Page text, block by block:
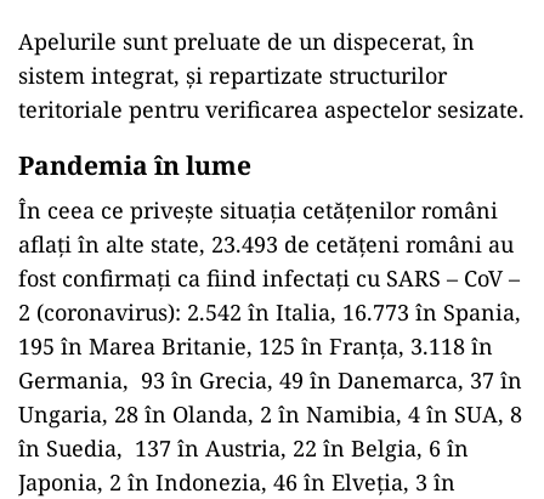
Apelurile sunt preluate de un dispecerat, în
sistem integrat, și repartizate structurilor
teritoriale pentru verificarea aspectelor sesizate.
Pandemia în lume
În ceea ce privește situația cetățenilor români
aflați în alte state, 23.493 de cetățeni români au
fost confirmați ca fiind infectați cu SARS – CoV –
2 (coronavirus): 2.542 în Italia, 16.773 în Spania,
195 în Marea Britanie, 125 în Franța, 3.118 în
Germania, 93 în Grecia, 49 în Danemarca, 37 în
Ungaria, 28 în Olanda, 2 în Namibia, 4 în SUA, 8
în Suedia, 137 în Austria, 22 în Belgia, 6 în
Japonia, 2 în Indonezia, 46 în Elveția, 3 în